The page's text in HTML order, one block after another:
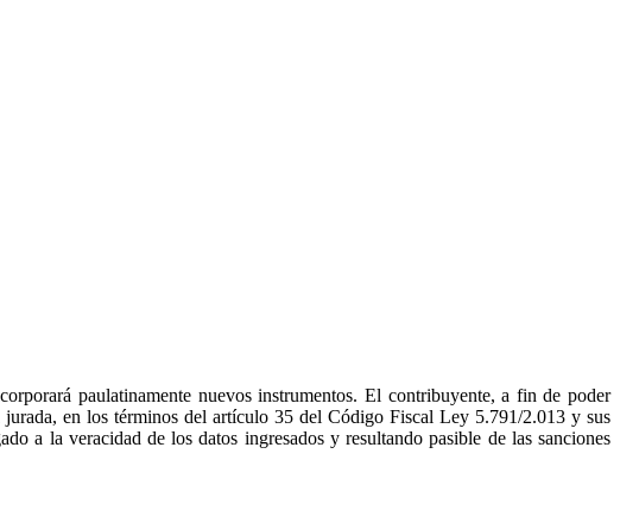
paulatinamente nuevos instrumentos. El contribuyente, a fin de poder
en los términos del artículo 35 del Código Fiscal Ley 5.791/2.013 y sus
a la veracidad de los datos ingresados y resultando pasible de las sanciones